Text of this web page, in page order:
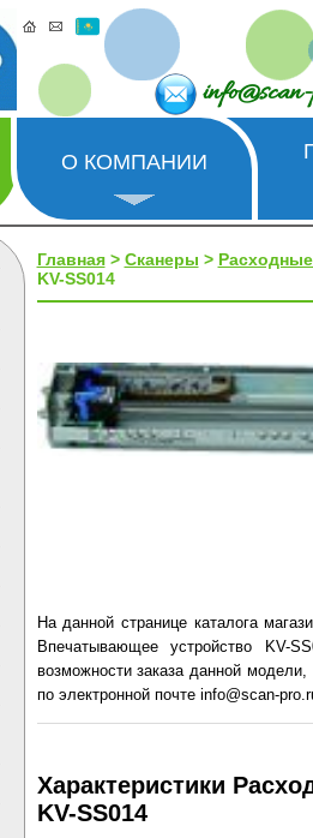
О КОМПАНИИ
Главная> Сканеры >
KV-SS014
На данной странице каталога
Впечатывающее устройство KV-
возможности заказа данной
по электронной почте info@scan-
Характеристики
KV-SS014